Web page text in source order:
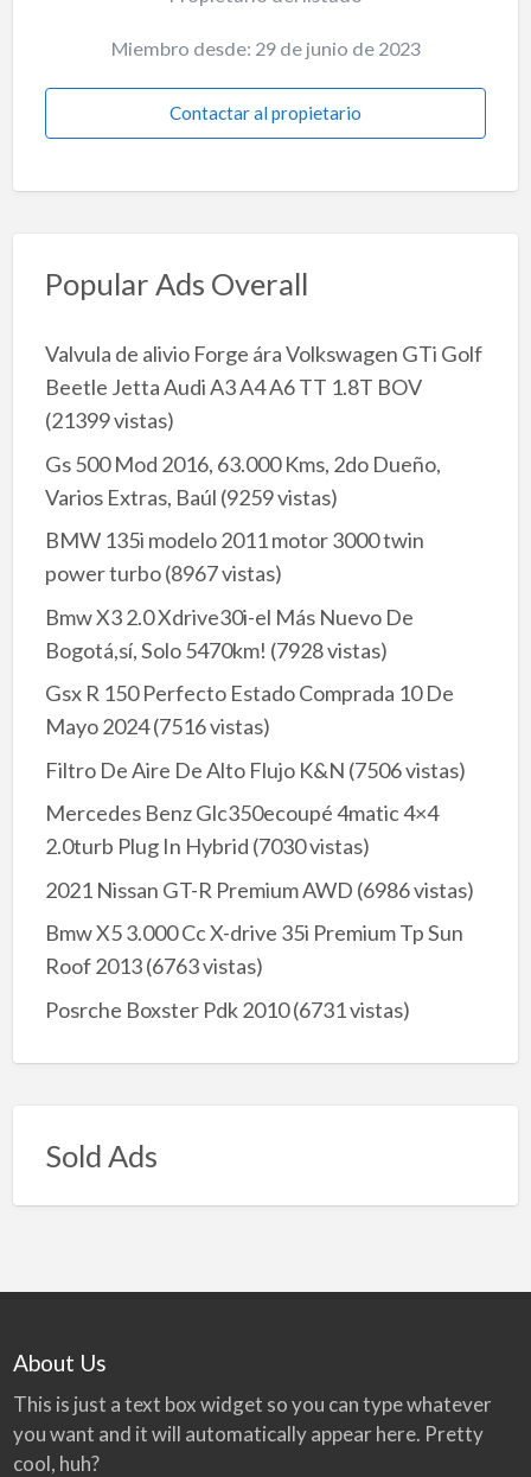
Miembro desde: 29 de junio de 2023
Contactar al propietario
Popular Ads Overall
Valvula de alivio Forge ára Volkswagen GTi Golf
Beetle Jetta Audi A3 A4 A6 TT 1.8T BOV
(21399 vistas)
Gs 500 Mod 2016, 63.000 Kms, 2do Dueño,
Varios Extras, Baúl (9259 vistas)
BMW 135i modelo 2011 motor 3000 twin
power turbo(8967 vistas)
Bmw X3 2.0 Xdrive30i-el Más Nuevo De
Bogotá,sí, Solo 5470km! (7928 vistas)
Gsx R 150 Perfecto Estado Comprada 10 De
Mayo 2024(7516 vistas)
Filtro De Aire De Alto Flujo K&N (7506 vistas)
Mercedes Benz Glc350ecoupé 4matic 4×4
2.0turb Plug In Hybrid (7030 vistas)
2021 Nissan GT-R Premium AWD (6986 vistas)
Bmw X5 3.000 Cc X-drive 35i Premium Tp Sun
Roof 2013(6763 vistas)
Posrche Boxster Pdk 2010(6731 vistas)
Sold Ads
About Us
This is just a text box widget so you can type whatever
you want and it will automatically appear here. Pretty
cool, huh?